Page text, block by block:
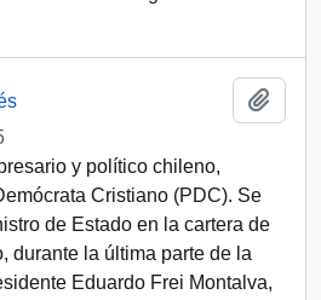
y político chileno,
Cristiano (PDC). Se
de Estado en la cartera de
durante la última parte de la
Eduardo Frei Montalva,